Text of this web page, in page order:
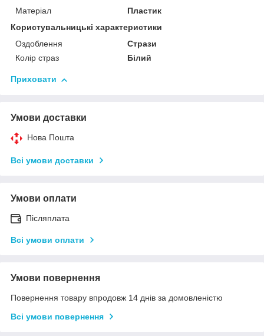
Матеріал
Пластик
Користувальницькі характеристики
Оздоблення
Стрази
Колір страз
Білий
Приховати
Умови доставки
Нова Пошта
Всі умови доставки
Умови оплати
Післяплата
Всі умови оплати
Умови повернення
Повернення товару впродовж 14 днів за домовленістю
Всі умови повернення